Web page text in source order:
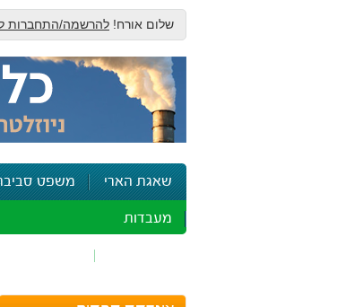
שלום אורח! להרשמה/התחברות
שאגת הארי משפט
מעבדות